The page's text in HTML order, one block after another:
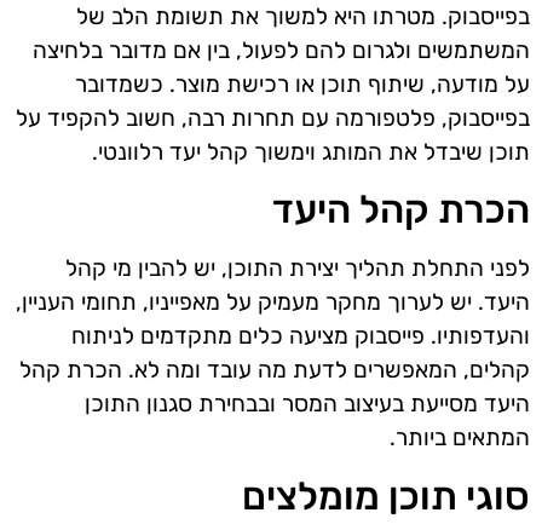
בפייסבוק. מטרתו היא למשוך את תשומת הלב של
המשתמשים ולגרום להם לפעול, בין אם מדובר בלחיצה
על מודעה, שיתוף תוכן או רכישת מוצר. כשמדובר
בפייסבוק, פלטפורמה עם תחרות רבה, חשוב להקפיד על
תוכן שיבדל את המותג וימשוך קהל יעד רלוונטי.
הכרת קהל היעד
לפני התחלת תהליך יצירת התוכן, יש להבין מי קהל
היעד. יש לערוך מחקר מעמיק על מאפייניו, תחומי העניין,
והעדפותיו. פייסבוק מציעה כלים מתקדמים לניתוח
קהלים, המאפשרים לדעת מה עובד ומה לא. הכרת קהל
היעד מסייעת בעיצוב המסר ובבחירת סגנון התוכן
המתאים ביותר.
סוגי תוכן מומלצים